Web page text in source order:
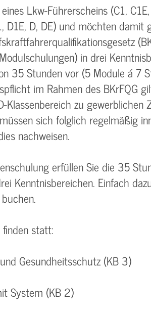
Lkw-Führerscheins (C1,
D1E, D, DE) und möchten damit
in drei
35 Stunden vor (5 Module á 7
im Rahmen des BKrFQG
zu gewerblichen
sich folglich regelmäßig
nachweisen.
erfüllen Sie die 35
Kenntnisbereichen. Einfach
statt:
Gesundheitsschutz (KB 3)
System (KB 2)